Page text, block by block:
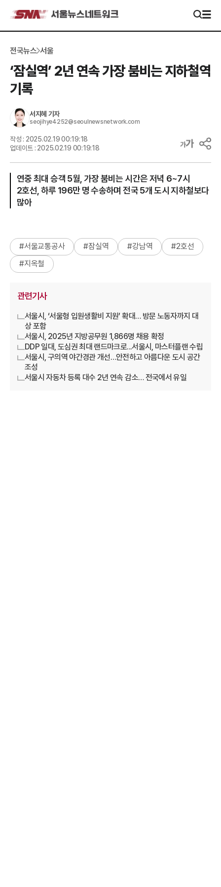
전국뉴스 서울
‘잠실역’ 2년 연속 가장 붐비는 지하철역
기록
서지혜 기자
seojihye4252@seoulnewsnetwork.com
작성 : 2025.02.19 00:19:18
업데이트 : 2025.02.19 00:19:18
연중 최대 승객 5월, 가장 붐비는 시간은 저녁 6~7시
2호선, 하루 196만 명 수송하며 전국 5개 도시 지하철보다
많아
#서울교통공사 #잠실역 #강남역 #2호선
#지옥철
관련기사
서울시, ‘서울형 입원생활비 지원’ 확대… 방문 노동자까지 대
상 포함
서울시, 2025년 지방공무원 1,866명 채용 확정
DDP 일대, 도심권 최대 랜드마크로...서울시, 마스터플랜 수립
서울시, 구의역 야간경관 개선…안전하고 아름다운 도시 공간
조성
서울시 자동차 등록 대수 2년 연속 감소… 전국에서 유일